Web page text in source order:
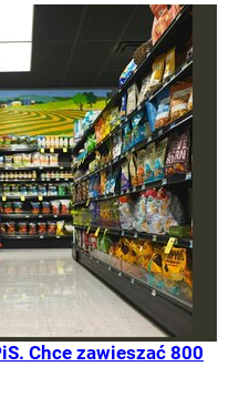
Chce zawieszać 800